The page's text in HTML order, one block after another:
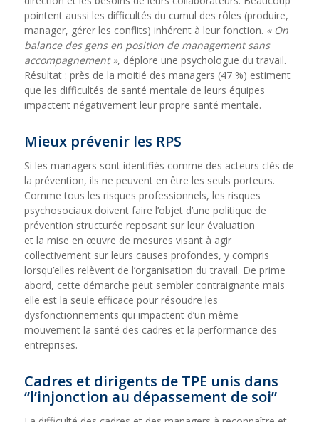
pointent aussi les difficultés du cumul des rôles (produire,
manager, gérer les conflits) inhérent à leur fonction. « On
balance des gens en position de management sans
accompagnement », déplore une psychologue du travail.
Résultat : près de la moitié des managers (47 %) estiment
que les difficultés de santé mentale de leurs équipes
impactent négativement leur propre santé mentale.
Mieux prévenir les RPS
Si les managers sont identifiés comme des acteurs clés de
la prévention, ils ne peuvent en être les seuls porteurs.
Comme tous les risques professionnels, les risques
psychosociaux doivent faire l’objet d’une politique de
prévention structurée reposant sur leur évaluation
et la mise en œuvre de mesures visant à agir
collectivement sur leurs causes profondes, y compris
lorsqu’elles relèvent de l’organisation du travail. De prime
abord, cette démarche peut sembler contraignante mais
elle est la seule efficace pour résoudre les
dysfonctionnements qui impactent d’un même
mouvement la santé des cadres et la performance des
entreprises.
Cadres et dirigents de TPE unis dans
“l’injonction au dépassement de soi”